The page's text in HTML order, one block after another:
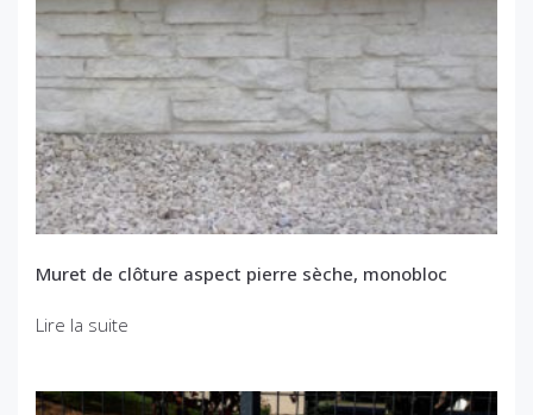
Muret de clôture aspect pierre sèche, monobloc
Lire la suite